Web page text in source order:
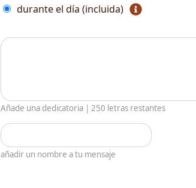
durante el día (incluida)
Añade una dedicatoria |250 letras restantes
añadir un nombre a tu mensaje